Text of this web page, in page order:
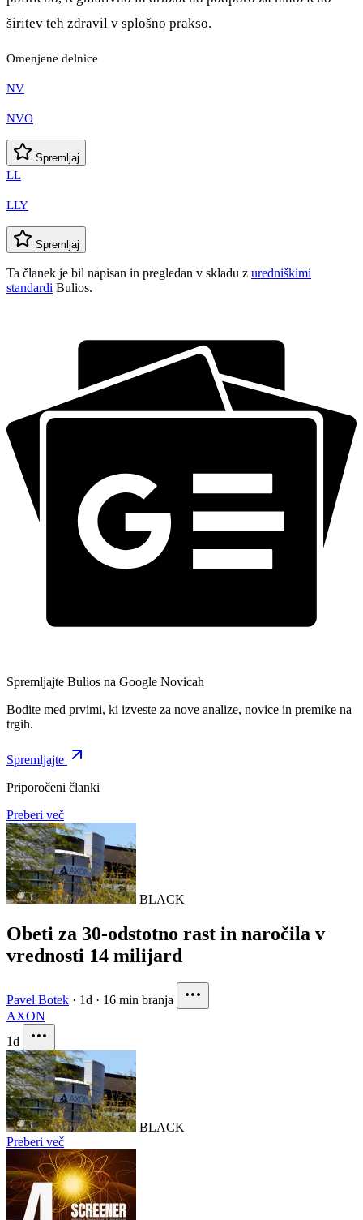
širitev teh zdravil v splošno prakso.
Omenjene delnice
NV
NVO
Spremljaj
LL
LLY
Spremljaj
Ta članek je bil napisan in pregledan v skladu z uredniškimi
standardi Bulios.
Spremljajte Bulios na Google Novicah
Bodite med prvimi, ki izveste za nove analize, novice in premike na
trgih.
Spremljajte
Priporočeni članki
Preberi več
BLACK
Obeti za 30-odstotno rast in naročila v
vrednosti 14 milijard
Pavel Botek · 1d · 16 min branja
AXON
1d
BLACK
Preberi več